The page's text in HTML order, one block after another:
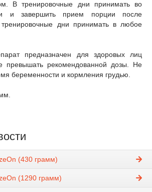
В тренировочные дни принимать во
и завершить прием порции после
дни принимать в любое
предназначен для здоровых лиц
превышать рекомендованной дозы. Не
беременности и кормления грудью.
(430 грамм)
(1290 грамм)